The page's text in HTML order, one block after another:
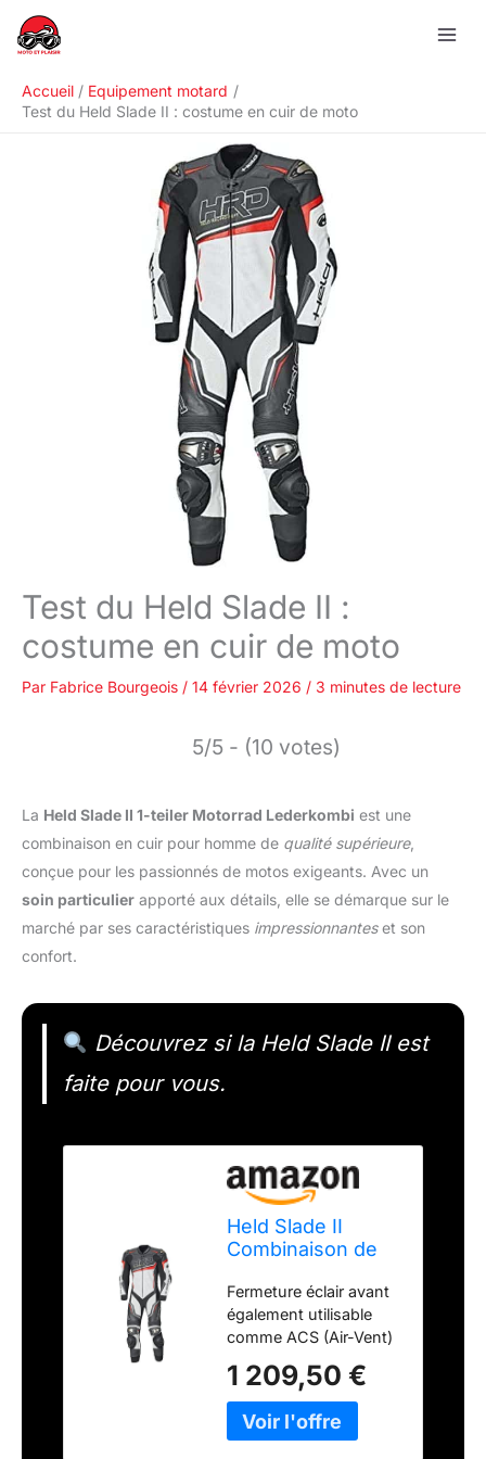
Accueil
Equipement motard
Test du Held Slade II : costume en cuir de moto
Test du Held Slade II :
costume en cuir de moto
Par Fabrice Bourgeois / 14 février 2026 / 3 minutes de lecture
5/5 - (10 votes)
La Held Slade II 1-teiler Motorrad Lederkombi est une
combinaison en cuir pour homme de qualité supérieure,
conçue pour les passionnés de motos exigeants. Avec un
soin particulier apporté aux détails, elle se démarque sur le
marché par ses caractéristiques impressionnanteset son
confort.
Découvrez si la Held Slade II est
faite pour vous.
Held Slade II
Combinaison de
homme,
Noir/blanc/rouge.,
48 EU
Fermeture éclair avant
également utilisable
comme ACS (Air-Vent)
perforé Empiècements
en cuir extensible dans
le dos, sur les épaules
1 209,50 €
R
e
h